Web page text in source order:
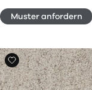
Muster anfordern